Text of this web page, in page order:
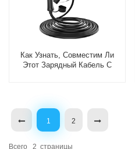
Как Узнать, Совместим Ли
Этот Зарядный Кабель С
1 2
Всего 2 Страницы